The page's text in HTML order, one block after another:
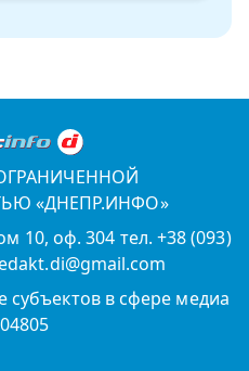
«ДНЕПР.ИНФО»
10, оф. 304 тел. +38 (093)
субъектов в сфере медиа